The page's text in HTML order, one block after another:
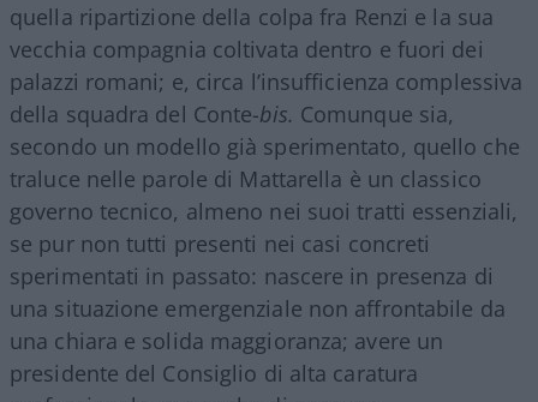
quella ripartizione della colpa fra Renzi e la sua
vecchia compagnia coltivata dentro e fuori dei
palazzi romani; e, circa l’insufficienza complessiva
della squadra del Conte-bis. Comunque sia,
secondo un modello già sperimentato, quello che
traluce nelle parole di Mattarella è un classico
governo tecnico, almeno nei suoi tratti essenziali,
se pur non tutti presenti nei casi concreti
sperimentati in passato: nascere in presenza di
una situazione emergenziale non affrontabile da
una chiara e solida maggioranza; avere un
presidente del Consiglio di alta caratura